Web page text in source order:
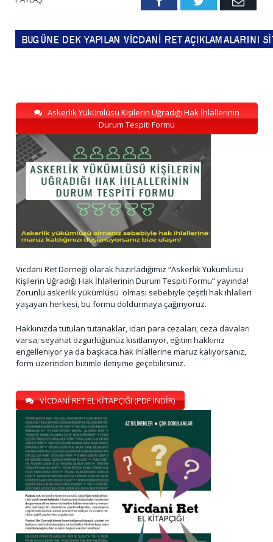
Askerlik Yükümlüsü Kişilerin Uğradığı Hak İhlallerinin
Durum Tespiti Formu
Vicdani Ret Derneği olarak hazırladığımız “Askerlik Yükümlüsü
Kişilerin Uğradığı Hak İhlallerinin Durum Tespiti Formu” yayında!
Zorunlu askerlik yükümlüsü olması sebebiyle çeşitli hak ihlalleri
yaşayan herkesi, bu formu doldurmaya çağırıyoruz.
Hakkınızda tutulan tutanaklar, idari para cezaları, ceza davaları
varsa; seyahat özgürlüğünüz kısıtlanıyor, eğitim hakkınız
engelleniyor ya da başkaca hak ihlallerine maruz kalıyorsanız,
form üzerinden bizimle iletişime geçebilirsiniz.
VİCDANİ RET EL KİTAPÇIĞI (PDF İNDİR)